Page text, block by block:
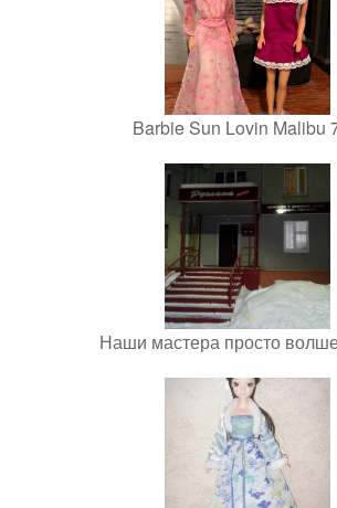
Barbie Sun Lovin Malibu
Наши мастера просто